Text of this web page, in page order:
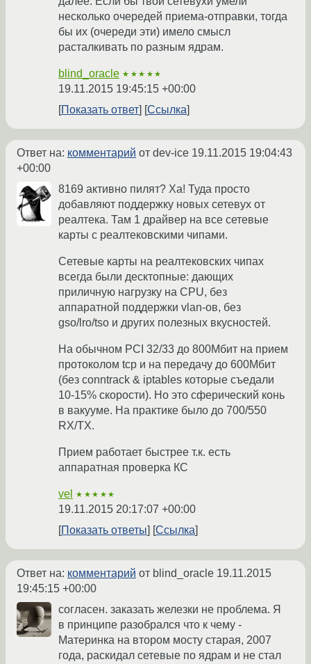
несколько очередей приема-отправки, тогда
бы их (очереди эти) имело смысл
расталкивать по разным ядрам.
blind_oracle ★★★★★
19.11.2015 19:45:15 +00:00
Показать ответ
Ссылка
Ответ на: комментарий от dev-ice 19.11.2015 19:04:43
+00:00
8169 активно пилят? Ха! Туда просто
добавляют поддержку новых сетевух от
реалтека. Там 1 драйвер на все сетевые
карты с реалтековскими чипами.
Сетевые карты на реалтековских чипах
всегда были десктопные: дающих
приличную нагрузку на CPU, без
аппаратной поддержки vlan-ов, без
gso/lro/tso и других полезных вкусностей.
На обычном PCI 32/33 до 800Мбит на прием
протоколом tcp и на передачу до 600Мбит
(без conntrack & iptables которые съедали
10-15% скорости). Но это сферический конь
в вакууме. На практике было до 700/550
RX/TX.
Прием работает быстрее т.к. есть
аппаратная проверка КС
vel ★★★★★
19.11.2015 20:17:07 +00:00
Показать ответы
Ссылка
Ответ на: комментарий от blind_oracle 19.11.2015
19:45:15 +00:00
согласен. заказать железки не проблема. Я
в принципе разобрался что к чему -
Материнка на втором мосту старая, 2007
года, раскидал сетевые по ядрам и не стал